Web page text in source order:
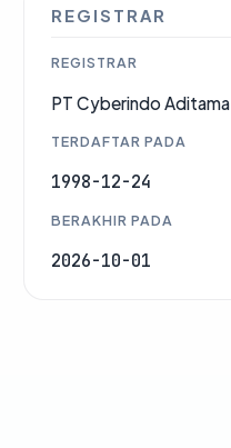
REGISTRAR
REGISTRAR
PT Cyberindo Aditama
TERDAFTAR PADA
1998-12-24
BERAKHIR PADA
2026-10-01